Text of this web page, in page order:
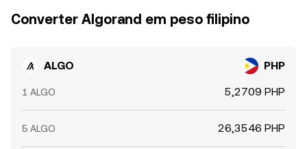
Converter Algorand em peso filipino
ALGO PHP
1 ALGO 5,2709 PHP
5 ALGO 26,3546 PHP